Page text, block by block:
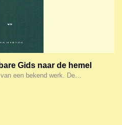
Gids naar de hemel
een bekend werk. De…